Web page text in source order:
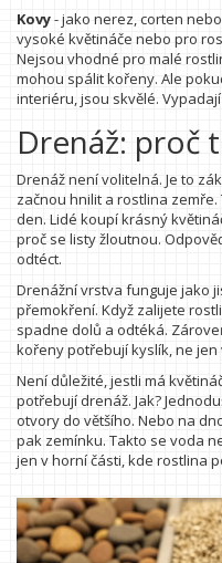
Kovy- jako nerez, corten
vysoké květináče nebo pro
Nejsou vhodné pro malé
mohou spálit kořeny. Ale
interiéru, jsou skvělé.
Drenáž: proč
Drenáž není volitelná. Je to
začnou hnilit a rostlina
den. Lidé koupí krásný
proč se listy žloutnou.
odtéct.
Drenážní vrstva funguje jako
přemokření. Když zalijete
spadne dolů a odtéká.
kořeny potřebují kyslík, ne jen
Není důležité, jestli má
potřebují drenáž. Jak?
otvory do většího. Nebo na
pak zemínku. Takto se voda
jen v horní části, kde rostlina